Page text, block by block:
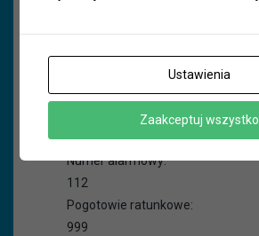
Ważne telefony:
Numer alarmowy:
112
Pogotowie ratunkowe:
999
Ustawienia
Zaakceptuj wszystko